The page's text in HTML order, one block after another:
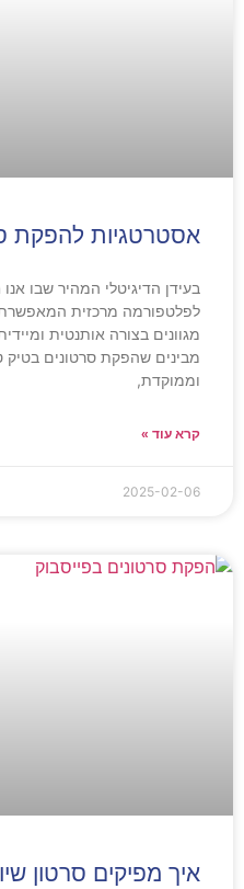
אסטרטגיות להפקת
בעידן הדיגיטלי המהיר שבו
לפלטפורמה מרכזית
מבינים שהפקת סרטונים
וממוקדת,
קרא עוד »
2025-02-06
איך מפיקים סרטון